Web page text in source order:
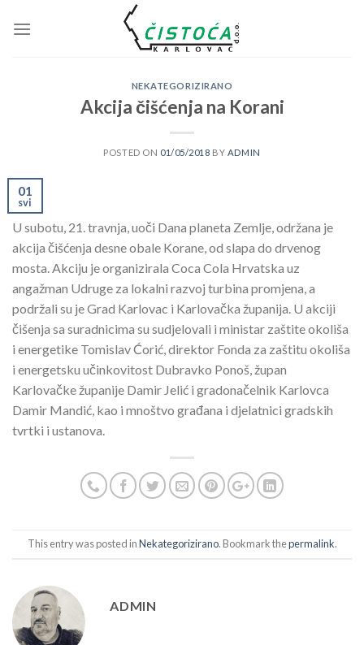
NEKATEGORIZIRANO
Akcija čišćenja na Korani
POSTED ON 01/05/2018 BY ADMIN
01
svi
U subotu, 21. travnja, uoči Dana planeta Zemlje, održana je
akcija čišćenja desne obale Korane, od slapa do drvenog
mosta. Akciju je organizirala Coca Cola Hrvatska uz
angažman Udruge za lokalni razvoj turbina promjena, a
podržali su je Grad Karlovac i Karlovačka županija. U akciji
čišenja sa suradnicima su sudjelovali i ministar zaštite okoliša
i energetike Tomislav Ćorić, direktor Fonda za zaštitu okoliša
i energetsku učinkovitost Dubravko Ponoš, župan
Karlovačke županije Damir Jelić i gradonačelnik Karlovca
Damir Mandić, kao i mnoštvo građana i djelatnici gradskih
tvrtki i ustanova.
This entry was posted inNekategorizirano. Bookmark thepermalink.
ADMIN